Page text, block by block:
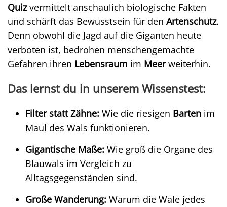
Quizvermittelt anschaulich biologische Fakten
und schärft das Bewusstsein für den Artenschutz.
Denn obwohl die Jagd auf die Giganten heute
verboten ist, bedrohen menschengemachte
Gefahren ihren Lebensraum im Meerweiterhin.
Das lernst du in unserem Wissenstest:
Filter statt Zähne: Wie die riesigen Barten im
Maul des Wals funktionieren.
Gigantische Maße: Wie groß die Organe des
Blauwals im Vergleich zu
Alltagsgegenständen sind.
Große Wanderung: Warum die Wale jedes